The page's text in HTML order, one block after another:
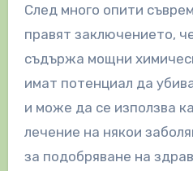
След много опити съвременни изследователи
правят заключението,
съдържа мощни
имат потенциал да
и може да се използва
лечение на някои
за подобряване на